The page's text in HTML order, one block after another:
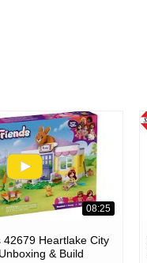
08:25
42679 Heartlake City
& Build